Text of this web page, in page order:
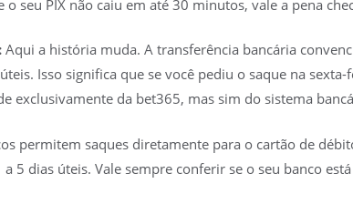
o seu PIX não caiu em até 30 minutos, vale a pena
Aqui a história muda. A transferência bancária
Isso significa que se você pediu o saque na
exclusivamente da bet365, mas sim do sistema
permitem saques diretamente para o cartão de
5 dias úteis. Vale sempre conferir se o seu banco